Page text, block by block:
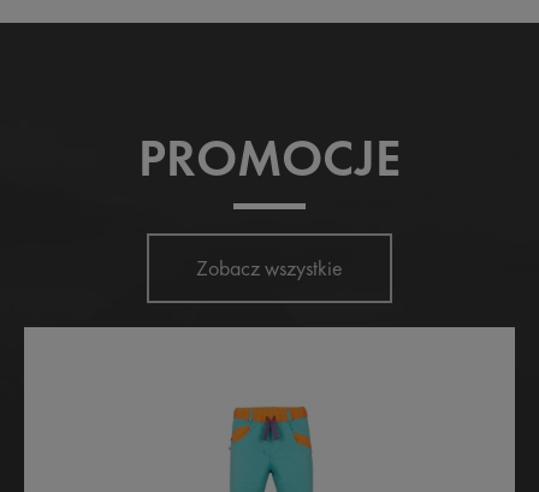
PROMOCJE
Zobacz wszystkie